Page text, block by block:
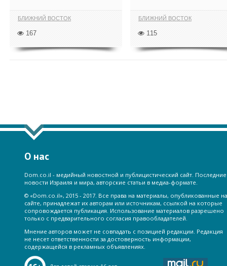
БЛИЖНИЙ ВОСТОК
167
БЛИЖНИЙ ВОСТОК
115
О нас
Dom.co.il - медийный новостной и публицистический сайт. Последние
новости Израиля и мира, авторские статьи в медиа-формате.
© «Dom.co.il», 2015 - 2017. Все права на материалы, опубликованные на
сайте, принадлежат их авторам или источникам, ссылкой на которые
сопровождается публикация. Использование материалов разрешено
только с предварительного согласия правообладателей.
Мнение авторов может не совпадать с позицией редакции. Редакция
не несет ответственности за достоверность информации,
содержащейся в рекламных объявлениях.